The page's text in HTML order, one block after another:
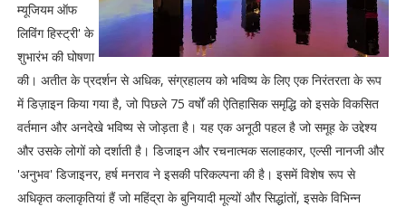
म्यूजियम ऑफ
लिविंग हिस्ट्री' के
शुभारंभ की घोषणा
की। अतीत के प्रदर्शन से अधिक, संग्रहालय को भविष्य के लिए एक निरंतरता के रूप
में डिज़ाइन किया गया है, जो पिछले 75 वर्षों की ऐतिहासिक समृद्धि को इसके विकसित
वर्तमान और अनदेखे भविष्य से जोड़ता है। यह एक अनूठी पहल है जो समूह के उद्देश्य
और उसके लोगों को दर्शाती है। डिजाइन और रचनात्मक सलाहकार, एल्सी नानजी और
'अनुभव' डिजाइनर, हर्ष मनराव ने इसकी परिकल्पना की है। इसमें विशेष रूप से
अधिकृत कलाकृतियां हैं जो महिंद्रा के बुनियादी मूल्यों और सिद्धांतों, इसके विभिन्न